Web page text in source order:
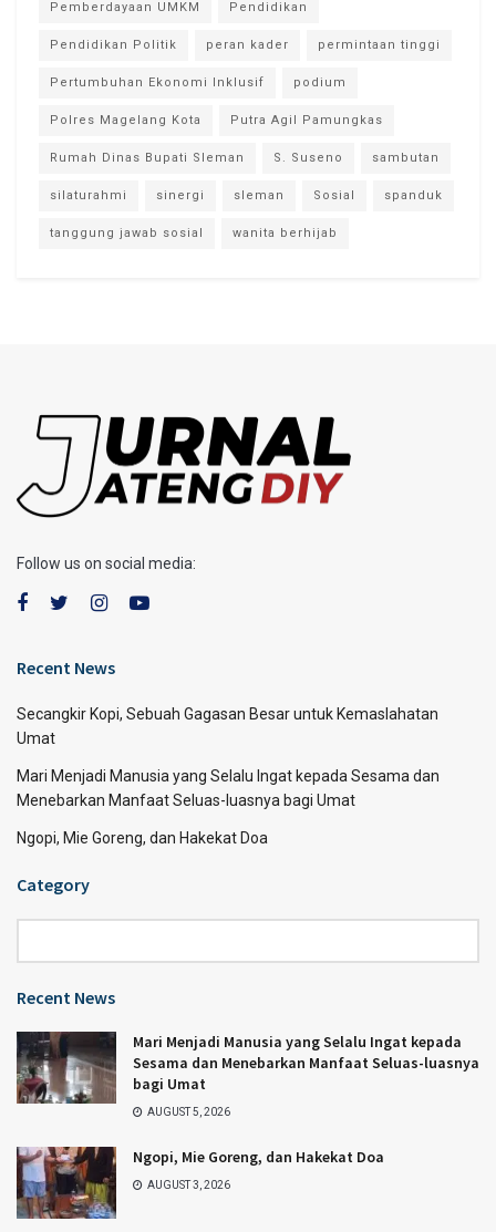
Pemberdayaan UMKM Pendidikan
Pendidikan Politik peran kader permintaan tinggi
Pertumbuhan Ekonomi Inklusif podium
Polres Magelang Kota Putra Agil Pamungkas
Rumah Dinas Bupati Sleman S. Suseno sambutan
silaturahmi sinergi sleman Sosial spanduk
tanggung jawab sosial wanita berhijab
Follow us on social media:
Recent News
Secangkir Kopi, Sebuah Gagasan Besar untuk Kemaslahatan
Umat
Mari Menjadi Manusia yang Selalu Ingat kepada Sesama dan
Menebarkan Manfaat Seluas-luasnya bagi Umat
Ngopi, Mie Goreng, dan Hakekat Doa
Category
Recent News
Mari Menjadi Manusia yang Selalu Ingat kepada
Sesama dan Menebarkan Manfaat Seluas-luasnya
bagi Umat
AUGUST 5, 2026
Ngopi, Mie Goreng, dan Hakekat Doa
AUGUST 3, 2026